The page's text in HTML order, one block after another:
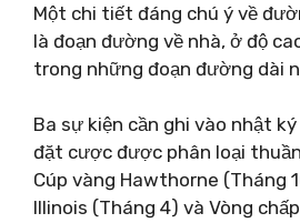
Một chi tiết đáng chú ý về
là đoạn đường về nhà, ở độ
trong những đoạn đường dài
Ba sự kiện cần ghi vào nhật
đặt cược được phân loại
Cúp vàng Hawthorne (Tháng
Illinois (Tháng 4) và Vòng